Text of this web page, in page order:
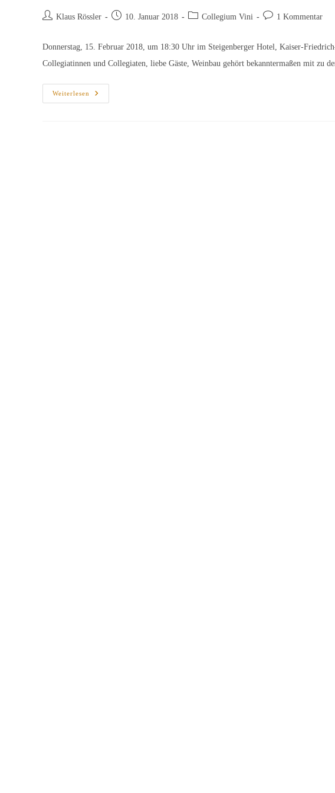
Beitrags-Klaus Rössler
Beitrag10. Januar 2018
Beitrags-
Collegium Vini
Beitrags-1 Kommentar
Donnerstag, 15. Februar 2018, um 18:30 Uhr im Steigenberger Hotel, Kaiser-
Collegiatinnen und Collegiaten, liebe Gäste, Weinbau gehört bekanntermaßen mit zu
Weiterlesen
Einladung
Zur